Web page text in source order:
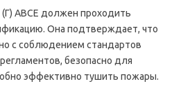
АВСЕ должен проходить
Она подтверждает, что
с соблюдением стандартов
безопасно для
эффективно тушить пожары.